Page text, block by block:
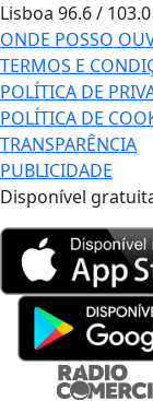
Lisboa 96.6 / 103.0
ONDE POSSO
TERMOS E
POLÍTICA DE
POLÍTICA DE
TRANSPARÊNCIA
PUBLICIDADE
Disponível